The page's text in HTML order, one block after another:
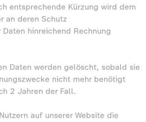
entsprechende Kürzung wird dem
an deren Schutz
Daten hinreichend Rechnung
Daten werden gelöscht, sobald sie
nicht mehr benötigt
2 Jahren der Fall.
auf unserer Website die